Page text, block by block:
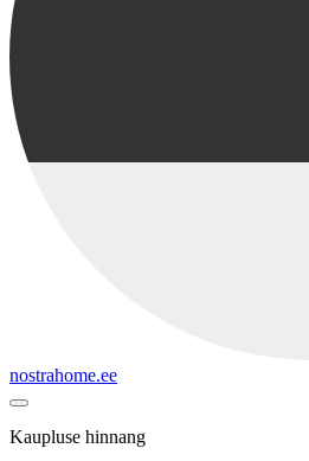
nostrahome.ee
Kaupluse hinnang